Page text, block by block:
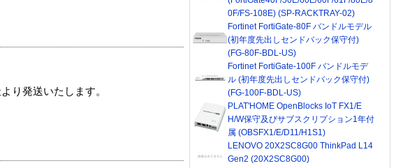
り発送いたします。
0F/FS-108E) (SP-RACKTRAY-02)
Fortinet FortiGate-80F バンドルモデル
(初年度先出しセンドバック保守付)
(FG-80F-BDL-US)
Fortinet FortiGate-100F バンドルモデ
ル (初年度先出しセンドバック保守付)
(FG-100F-BDL-US)
PLAT'HOME OpenBlocks IoT FX1/E
H/W保守及びサブスクリプション1年付
属 (OBSFX1/E/D11/H1S1)
LENOVO 20X2SC8G00 ThinkPad L14
Gen2 (20X2SC8G00)